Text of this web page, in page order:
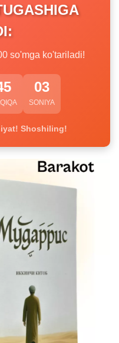
so'mga ko'tariladi!
02
SONIYA
Shoshiling!